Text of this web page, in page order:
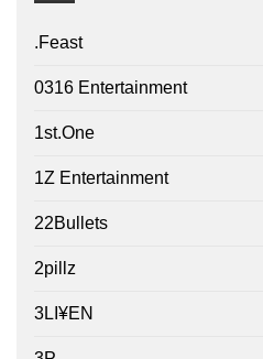
.Feast
0316 Entertainment
1st.One
1Z Entertainment
22Bullets
2pillz
3LI¥EN